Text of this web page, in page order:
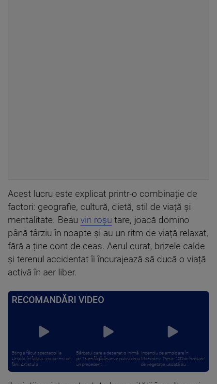
Acest lucru este explicat printr-o combinație de
factori: geografie, cultură, dietă, stil de viață și
mentalitate. Beau vin roșu tare, joacă domino
până târziu în noapte și au un ritm de viață relaxat,
fără a ține cont de ceas. Aerul curat, brizele calde
și terenul accidentat îi încurajează să ducă o viață
activă în aer liber.
RECOMANDĂRI VIDEO
Sting a făcut spectacol la
Untold, în fața a zeci de mii de
fani. Artistul a ...
Bărbatul care a desenat o inimă
pe Transfăgărășan ar putea crea
un precedent. ...
Incendiu de amploare în
Mehedinți. Peste 100 de hectare
de vegetație uscată au ...